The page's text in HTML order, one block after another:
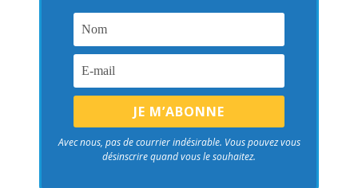
Avec nous, pas de courrier indésirable. Vous pouvez vous
désinscrire quand vous le souhaitez.